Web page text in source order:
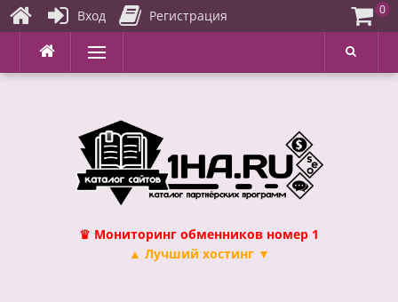
Перейти
содержимому
Меню
♛ Мониторинг обменников номер 1
▲ Лучший хостинг ▼
Вход Регистрация 0